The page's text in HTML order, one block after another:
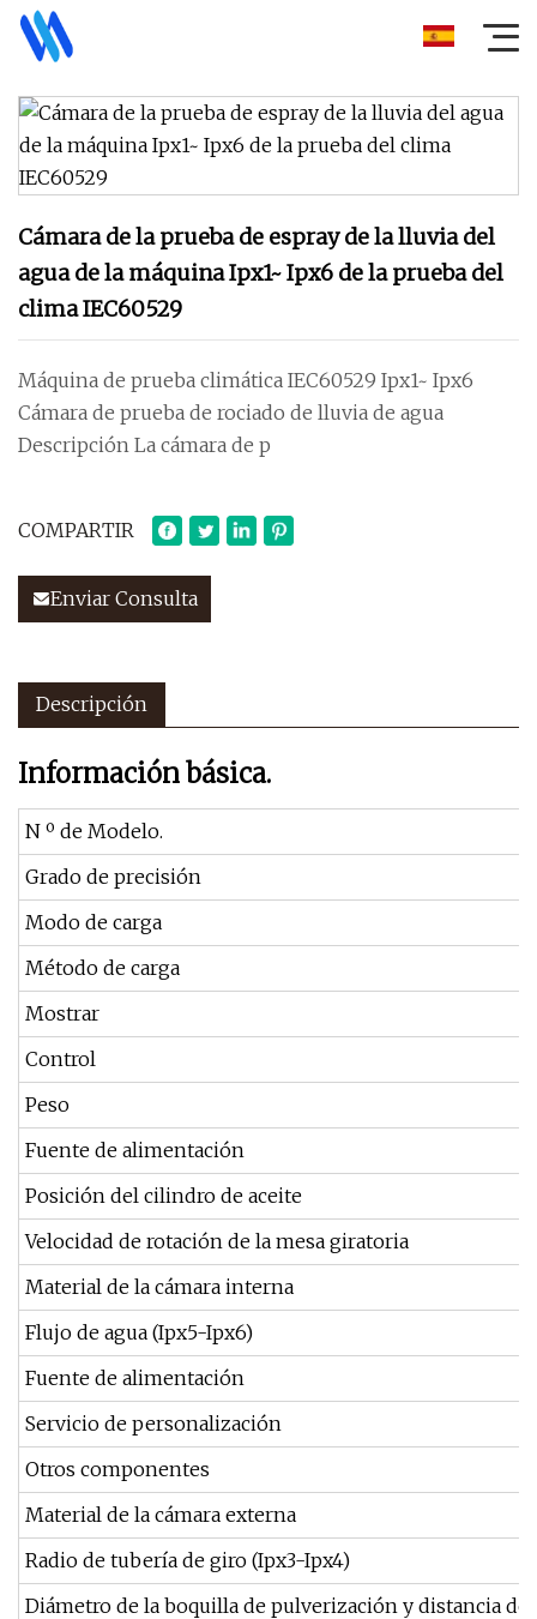
Cámara de la prueba de espray de la lluvia del
agua de la máquina Ipx1~ Ipx6 de la prueba del
clima IEC60529
Máquina de prueba climática IEC60529 Ipx1~ Ipx6
Cámara de prueba de rociado de lluvia de agua
Descripción La cámara de p
COMPARTIR
Enviar Consulta
Descripción
Información básica.
N º de Modelo.
Grado de precisión
Modo de carga
Método de carga
Mostrar
Control
Peso
Fuente de alimentación
Posición del cilindro de aceite
Velocidad de rotación de la mesa giratoria
Material de la cámara interna
Flujo de agua (Ipx5-Ipx6)
Fuente de alimentación
Servicio de personalización
Otros componentes
Material de la cámara externa
Radio de tubería de giro (Ipx3-Ipx4)
Diámetro de la boquilla de pulverización y distancia